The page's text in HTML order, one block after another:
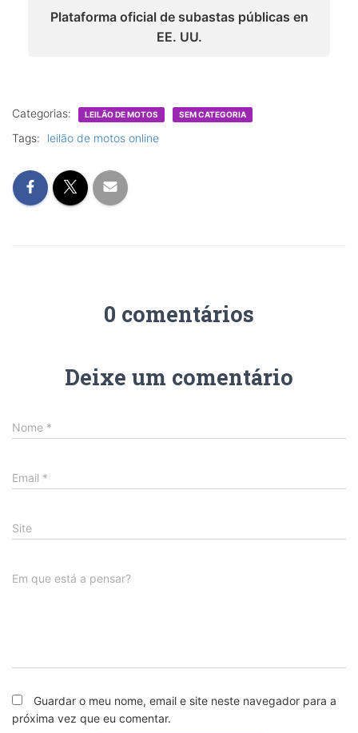
Plataforma oficial de subastas públicas en
EE. UU.
Categorias: LEILÃO DE MOTOS SEM CATEGORIA
Tags: leilão de motos online
0 comentários
Deixe um comentário
Nome *
Email *
Site
Em que está a pensar?
Guardar o meu nome, email e site neste navegador para a
próxima vez que eu comentar.